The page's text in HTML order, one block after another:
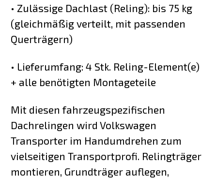
• Zulässige Dachlast (Reling): bis 75 kg
(gleichmäßig verteilt, mit passenden
Querträgern)
• Lieferumfang: 4 Stk. Reling-Element(e)
+ alle benötigten Montageteile
Mit diesen fahrzeugspezifischen
Dachrelingen wird Volkswagen
Transporter im Handumdrehen zum
vielseitigen Transportprofi. Relingträger
montieren, Grundträger auflegen,